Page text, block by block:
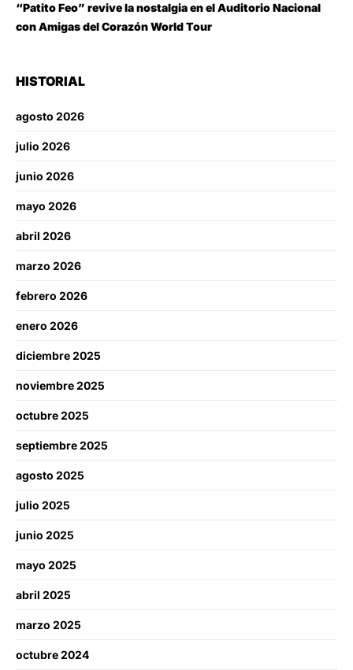
“Patito Feo” revive la nostalgia en el Auditorio Nacional
con Amigas del Corazón World Tour
HISTORIAL
agosto 2026
julio 2026
junio 2026
mayo 2026
abril 2026
marzo 2026
febrero 2026
enero 2026
diciembre 2025
noviembre 2025
octubre 2025
septiembre 2025
agosto 2025
julio 2025
junio 2025
mayo 2025
abril 2025
marzo 2025
octubre 2024